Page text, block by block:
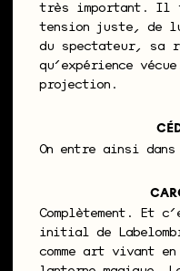
très important. Il
tension juste, de
du spectateur, sa
qu’expérience
projection.
On entre ainsi
Complètement. Et
initial de
comme art vivant